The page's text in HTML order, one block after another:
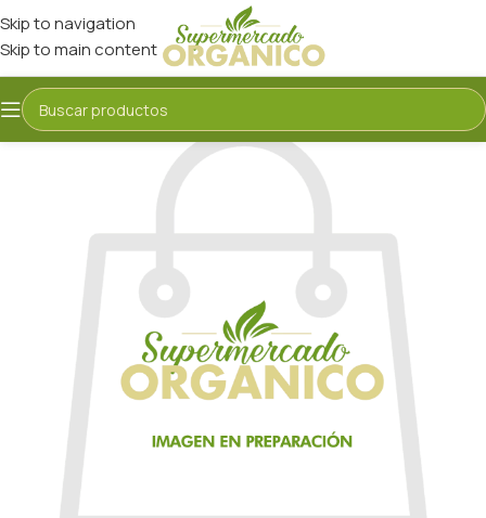
Skip to navigation
Skip to main content